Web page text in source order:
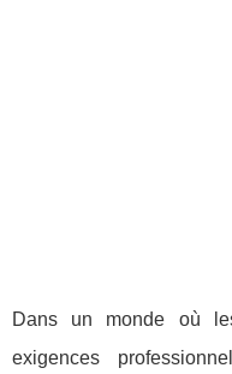
Dans un monde où
exigences